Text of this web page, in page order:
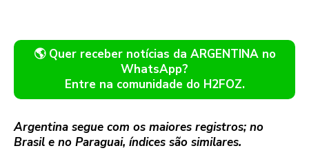
🌎 Quer receber notícias da ARGENTINA no
WhatsApp?
Entre na comunidade do H2FOZ.
Argentina segue com os maiores registros; no
Brasil e no Paraguai, índices são similares.